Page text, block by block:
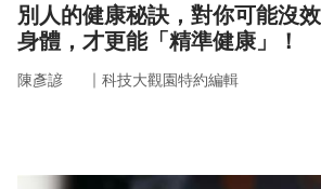
別人的健康秘訣，對你可能沒
身體，才更能「精準健康」！
陳彥諺 ｜ 科技大觀園特約編輯